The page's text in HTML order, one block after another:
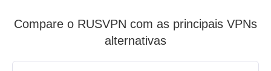
Compare o RUSVPN com as principais VPNs
alternativas